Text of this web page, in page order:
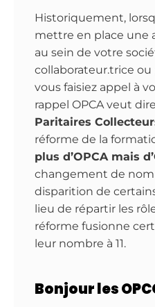
Historiquement,
mettre en place une
au sein de votre
collaborateur.trice
vous faisiez appel à
rappel OPCA veut
Paritaires
réforme de la
plus d’OPCA mais
changement de nom
disparition de
lieu de répartir les
réforme fusionne
leur nombre à 11.
Bonjour les